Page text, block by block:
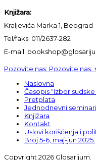
Knjižara:
Kraljevića Marka 1, Beograd
Tel/faks: 011/2637-282
E-mail:
Pozovite nas: Pozovite nas:
Naslovna
Časopis “Izbor
Pretplata
Jednodnevni seminari
Knjižara
Kontakt
Uslovi korišćenja i
Broj 5-6, maj-jun 2025.
Copyright 2026 Glosarijum.